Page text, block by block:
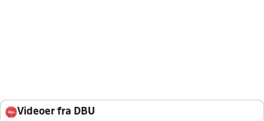
Videoer fra DBU